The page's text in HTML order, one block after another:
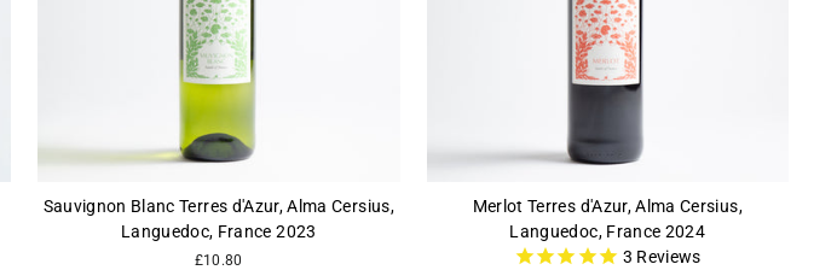
Sauvignon Blanc Terres d'Azur, Alma Cersius,
Languedoc, France 2023
£10.80
Merlot Terres d'Azur, Alma Cersius,
Languedoc, France 2024
3 Reviews